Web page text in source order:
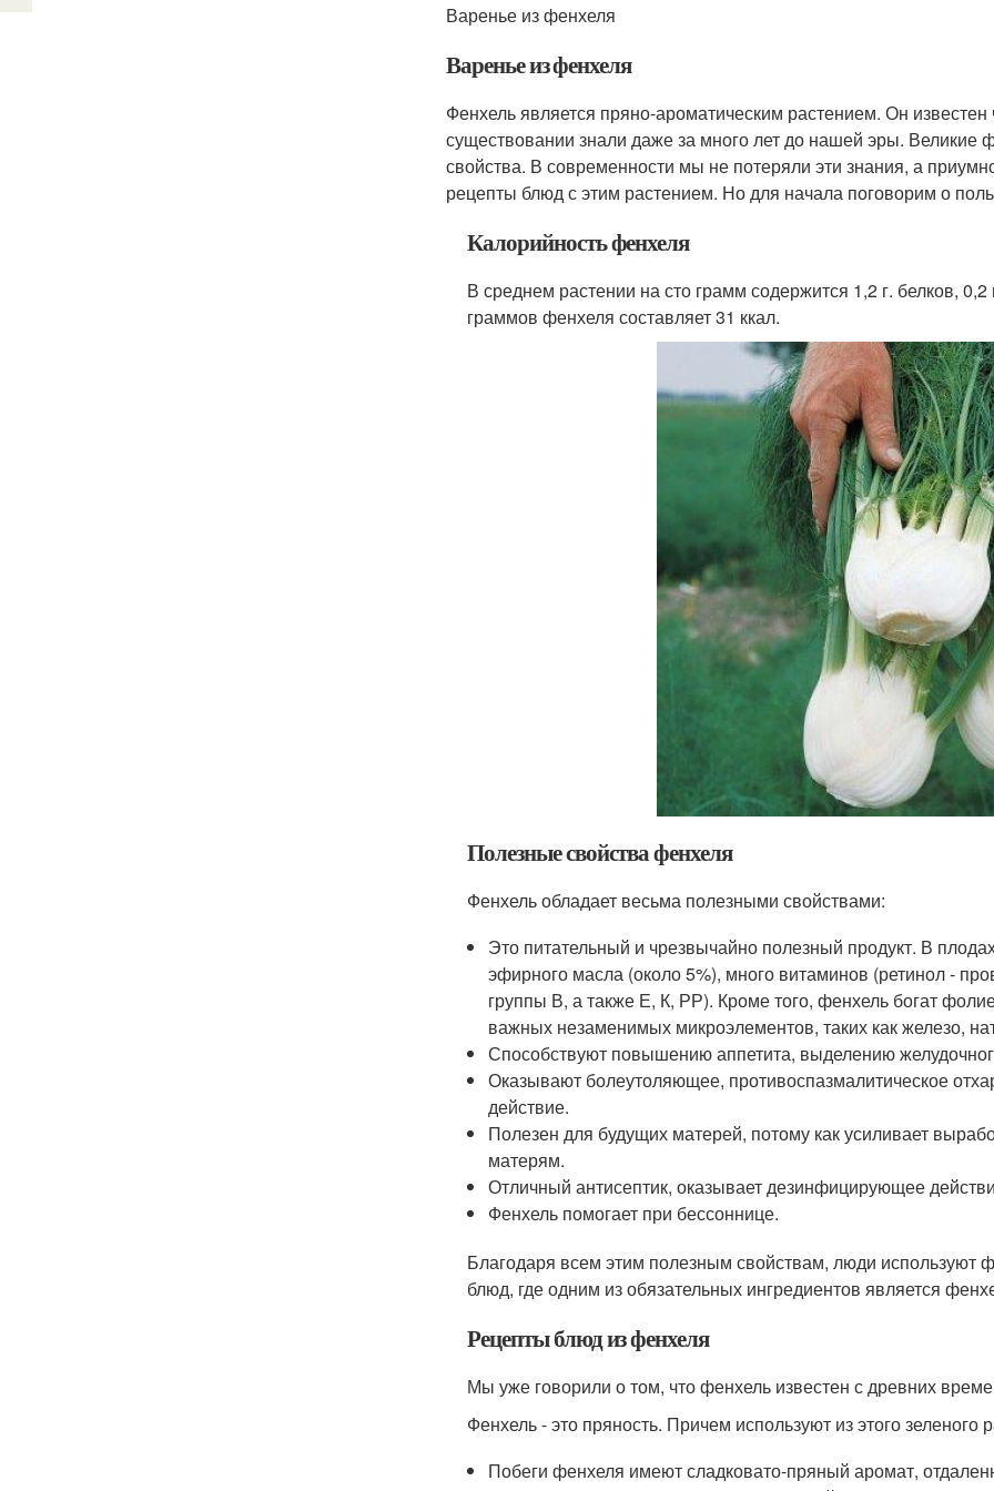
Варенье из фенхеля
Варенье из фенхеля
Фенхель является пряно-ароматическим растением. Он
существовании знали даже за много лет до нашей эры.
свойства. В современности мы не потеряли эти знания, а
рецепты блюд с этим растением. Но для начала поговорим о
Калорийность фенхеля
В среднем растении на сто грамм содержится 1,2 г. белков,
граммов фенхеля составляет 31 ккал.
Полезные свойства фенхеля
Фенхель обладает весьма полезными свойствами:
Это питательный и чрезвычайно полезный продукт. В
эфирного масла (около 5%), много витаминов (ретинол -
группы В, а также Е, К, РР). Кроме того, фенхель богат
важных незаменимых микроэлементов, таких как железо,
Способствуют повышению аппетита, выделению
Оказывают болеутоляющее, противоспазмалитическое
действие.
Полезен для будущих матерей, потому как усиливает
матерям.
Отличный антисептик, оказывает дезинфицирующее
Фенхель помогает при бессоннице.
Благодаря всем этим полезным свойствам, люди используют
блюд, где одним из обязательных ингредиентов является
Рецепты блюд из фенхеля
Мы уже говорили о том, что фенхель известен с древних
Фенхель - это пряность. Причем используют из этого зеленого
Побеги фенхеля имеют сладковато-пряный аромат,